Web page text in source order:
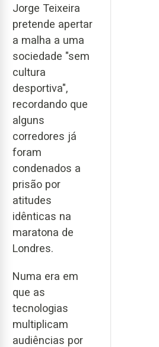
Jorge Teixeira
pretende apertar
a malha a uma
sociedade "sem
cultura
desportiva",
recordando que
alguns
corredores já
foram
condenados a
prisão por
atitudes
idênticas na
maratona de
Londres.
Numa era em
que as
tecnologias
multiplicam
audiências por